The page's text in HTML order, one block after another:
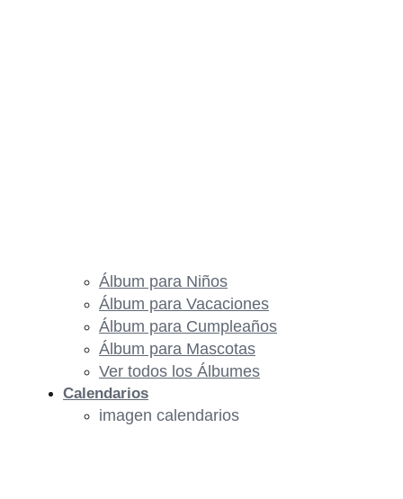
Álbum para Niños
Álbum para Vacaciones
Álbum para Cumpleaños
Álbum para Mascotas
Ver todos los Álbumes
Calendarios
imagen calendarios